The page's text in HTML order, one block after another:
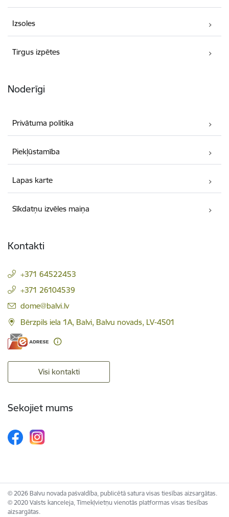
Izsoles
Tirgus izpētes
Noderīgi
Privātuma politika
Piekļūstamība
Lapas karte
Sīkdatņu izvēles maiņa
Kontakti
+371 64522453
+371 26104539
E-pasts:
dome@balvi.lv
Bērzpils iela 1A, Balvi, Balvu novads, LV-4501
Visi kontakti
Sekojiet mums
© 2026 Balvu novada pašvaldība, publicētā satura visas tiesības aizsargātas.
© 2020 Valsts kanceleja, Tīmekļvietņu vienotās platformas visas tiesības
aizsargātas.